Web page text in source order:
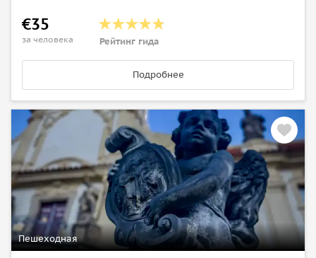
€35
за человека Рейтинг гида
Подробнее
Пешеходная